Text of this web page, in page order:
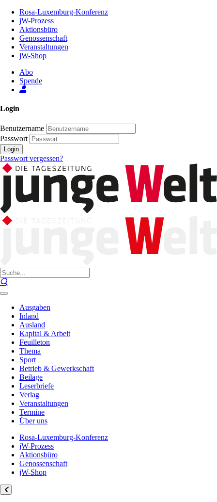
Inhalt
Seite
Rosa-Luxemburg-Konferenz
jW-Prozess
Aktionsbüro
Genossenschaft
Veranstaltungen
jW-Shop
Abo
Spende
Login
Benutzername
Passwort
Login
Passwort vergessen?
Ausgaben
Inland
Ausland
Kapital & Arbeit
Feuilleton
Thema
Sport
Betrieb & Gewerkschaft
Beilage
Leserbriefe
Verlag
Veranstaltungen
Termine
Über uns
Rosa-Luxemburg-Konferenz
jW-Prozess
Aktionsbüro
Genossenschaft
jW-Shop